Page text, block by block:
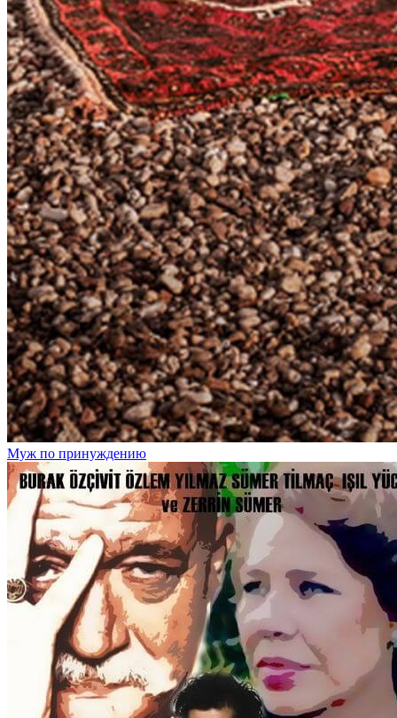
Муж по принуждению